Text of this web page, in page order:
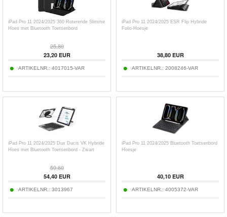
iPad Pro 11 2024/2025 360 Roterende Slimme
Hoes met Bluetooth Toetsenbord
25,80
23,20EUR
ARTIKELNR.: 4017015-VAR
iPad Pro 11 2024/2025 ESR Flip Hybride
Folio-Hoesje
38,80EUR
ARTIKELNR.: 2008246-VAR
iPad Pro 11 2024/2025 Dux Ducis VK Hybride
Hoes met Bluetooth Toetsenbord - Zwart
59,60
54,40EUR
ARTIKELNR.: 3013967
iPad Pro 11 2024/2025 Bluetooth Toetsenbord
Hoesje
40,10EUR
ARTIKELNR.: 4005372-VAR